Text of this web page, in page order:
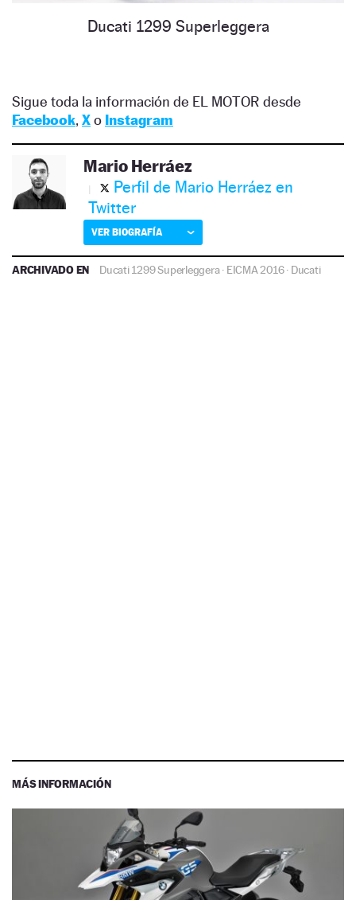
Ducati 1299 Superleggera
Sigue toda la información de EL MOTOR desde
Facebook, Xo Instagram
Mario Herráez
Perfil de Mario Herráez en
Twitter
VER BIOGRAFÍA
ARCHIVADO EN Ducati 1299 Superleggera· EICMA 2016· Ducati
MÁS INFORMACIÓN